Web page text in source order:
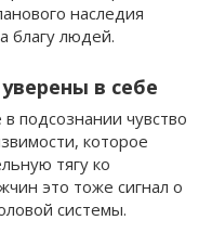
наследия
благу людей.
в себе
подсознании чувство
которое
тягу ко
это тоже сигнал о
системы.